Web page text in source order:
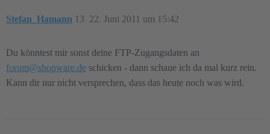
Stefan_Hamann 22. Juni 2011 um 15:42
13
Du könntest mir sonst deine FTP-Zugangsdaten an
forum@shopware.de schicken - dann schaue ich da mal kurz rein.
Kann dir nur nicht versprechen, dass das heute noch was wird.